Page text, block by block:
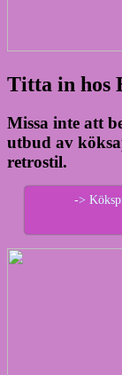
Titta in hos
Missa inte att
utbud av
retrostil.
->